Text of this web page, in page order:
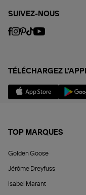
SUIVEZ-NOUS
TÉLÉCHARGEZ
TOP MARQUES
Golden Goose
Jérôme Dreyfuss
Isabel Marant